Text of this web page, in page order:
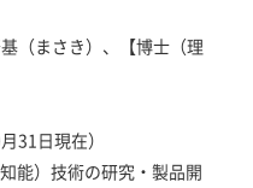
まさき）、【博士（理
31日現在）
能）技術の研究・製品開